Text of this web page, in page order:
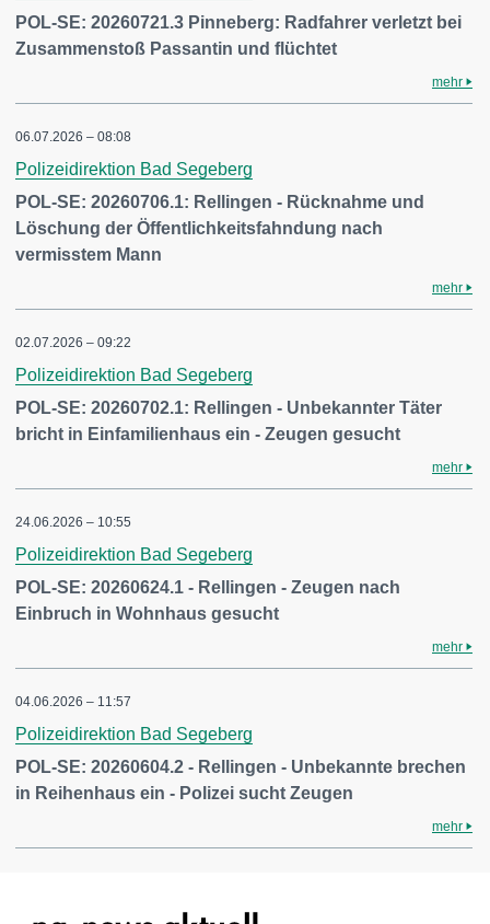
POL-SE: 20260721.3 Pinneberg: Radfahrer verletzt bei
Zusammenstoß Passantin und flüchtet
mehr
06.07.2026 – 08:08
Polizeidirektion Bad Segeberg
POL-SE: 20260706.1: Rellingen - Rücknahme und
Löschung der Öffentlichkeitsfahndung nach
vermisstem Mann
mehr
02.07.2026 – 09:22
Polizeidirektion Bad Segeberg
POL-SE: 20260702.1: Rellingen - Unbekannter Täter
bricht in Einfamilienhaus ein - Zeugen gesucht
mehr
24.06.2026 – 10:55
Polizeidirektion Bad Segeberg
POL-SE: 20260624.1 - Rellingen - Zeugen nach
Einbruch in Wohnhaus gesucht
mehr
04.06.2026 – 11:57
Polizeidirektion Bad Segeberg
POL-SE: 20260604.2 - Rellingen - Unbekannte brechen
in Reihenhaus ein - Polizei sucht Zeugen
mehr